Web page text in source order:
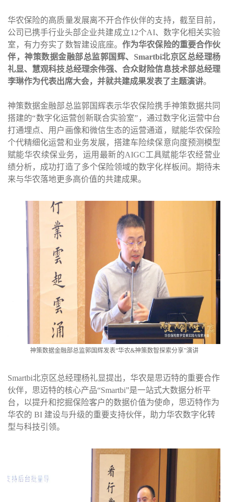
华农保险的高质量发展离不开合作伙伴的支持，截至目前，
公司已携手行业头部企业共建成立12个AI、数字化相关实验
室，有力夯实了数智建设底座。作为华农保险的重要合作伙
伴，神策数据金融部总监郭国辉、 Smartbi北京区总经理杨
礼显、慧观科技总经理余伟强、合众财险信息技术部总经理
李琳作为代表出席大会，并就共建成果发表了主题演讲。
神策数据金融部总监郭国辉表示华农保险携手神策数据共同
搭建的“数字化运营创新联合实验室” ，通过数字化运营中台
打通埋点、用户画像和微信生态的运营通道，赋能华农保险
个代精细化运营和业务发展，搭建车险续保意向度预测模型
赋能华农续保业务，运用最新的AIGC工具赋能华农经营业
绩分析，成功打造了多个保险领域的数字化样板间。期待未
来与华农落地更多高价值的共建成果。
神策数据金融部总监郭国辉发表“华农&神策数智探索分享”演讲
Smartbi北京区总经理杨礼显提出，华农是思迈特的重要合作
伙伴，思迈特的核心产品“Smartbi”是一站式大数据分析平
台，以提升和挖掘保险客户的数据价值为使命，思迈特作为
华农的 BI 建设与升级的重要支持伙伴，助力华农数字化转
型与科技引领。